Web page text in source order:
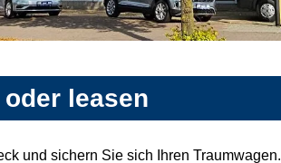
leasen
und sichern Sie sich Ihren Traumwagen.